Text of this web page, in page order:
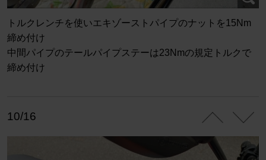
トルクレンチを使いエキゾーストパイプのナットを15Nm
締め付け
中間パイプのテールパイプステーは23Nmの規定トルクで
締め付け
10/16